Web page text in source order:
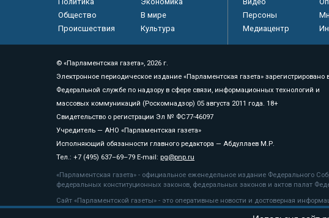
Общество
В мире
Происшествия
Культура
Персоны
Медиацентр
© «Парламентская газета», 2026 г.
Электронное периодическое издание «Парламентская газета» зарегистрировано
Федеральной службе по надзору в сфере связи, информационных технологий и
массовых коммуникаций (Роскомнадзор) 05 августа 2011 года. 18+
Свидетельство о регистрации Эл № ФС77-46097
Учредитель — АНО «Парламентская газета»
Исполняющий обязанности главного редактора — Абдуллаев М.Р.
Тел.: +7 (495) 637–69–79 E-mail: pg@pnp.ru
«Парламентская газета» - официальное еженедельное издание Федерального
федеральных конституционных законов, федеральных законов и актов палат
Сайт «Парламентской газеты» - это оперативные новости и достоверная
«Парламентской газеты» активная ссылка на pnp.ru обязательна.